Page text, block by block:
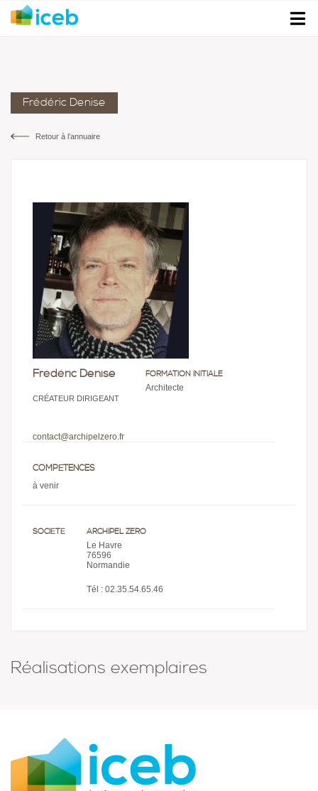
Frédéric Denise
Retour à l’annuaire
Frédéric Denise
CRÉATEUR DIRIGEANT
contact@archipelzero.fr
FORMATION INITIALE
Architecte
COMPÉTENCES
à venir
SOCIÉTÉ
ARCHIPEL ZERO
Le Havre
76596
Normandie
Tél : 02.35.54.65.46
Réalisations exemplaires